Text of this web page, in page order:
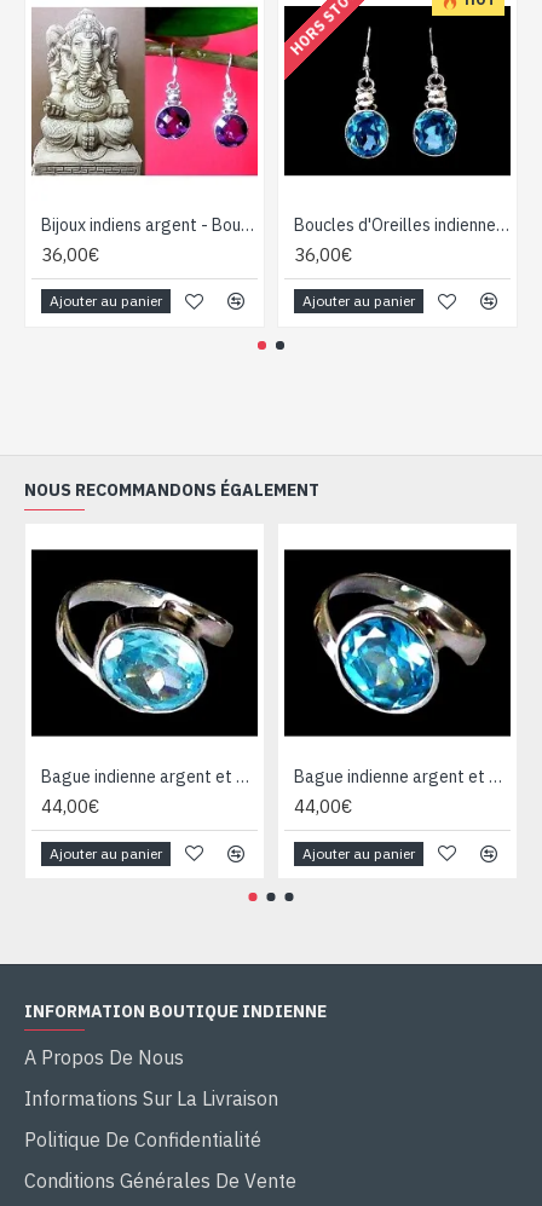
Bijoux indiens argent - Boucles d'Oreilles indiennes Améthyste
36,00€
Ajouter au panier
HORS STOCK
Boucles d'Oreilles indiennes argent Topaze - Bijoux indiens
36,00€
Ajouter au panier
NOUS RECOMMANDONS ÉGALEMENT
Bague indienne argent et Topaze - Bijoux indiens
44,00€
Ajouter au panier
Bague indienne argent et Topaze - Bijoux indiens
44,00€
Ajouter au panier
INFORMATION BOUTIQUE INDIENNE
A Propos De Nous
Informations Sur La Livraison
Politique De Confidentialité
Conditions Générales De Vente